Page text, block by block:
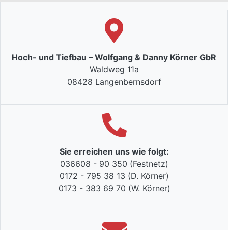
Hoch- und Tiefbau – Wolfgang & Danny Körner GbR
Waldweg 11a
08428 Langenbernsdorf
Sie erreichen uns wie folgt:
036608 - 90 350 (Festnetz)
0172 - 795 38 13 (D. Körner)
0173 - 383 69 70 (W. Körner)